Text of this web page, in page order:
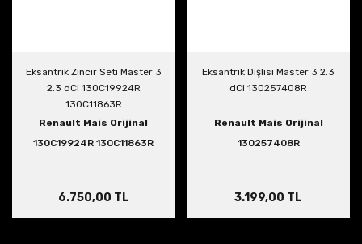
Eksantrik Zincir Seti Master 3
2.3 dCi 130C19924R
130C11863R
Renault Mais Orijinal
130C19924R 130C11863R
6.750,00 TL
Eksantrik Dişlisi Master 3 2.3
dCi 130257408R
Renault Mais Orijinal
130257408R
3.199,00 TL